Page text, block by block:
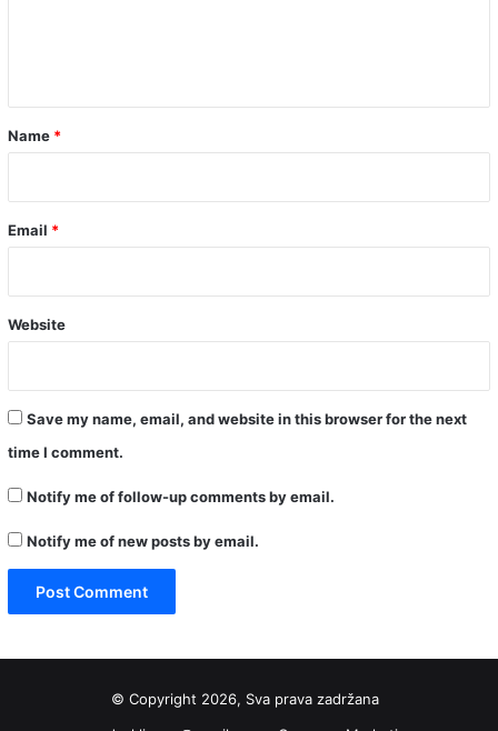
*
Name *
Email *
Website
Save my name, email, and website in this browser for the next
time I comment.
Notify me of follow-up comments by email.
Notify me of new posts by email.
© Copyright 2026, Sva prava zadržana